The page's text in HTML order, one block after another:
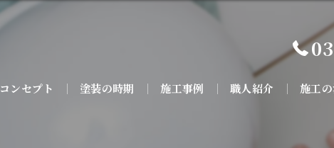
コンセプト 塗装の時期 施工事例 職人紹介 施工